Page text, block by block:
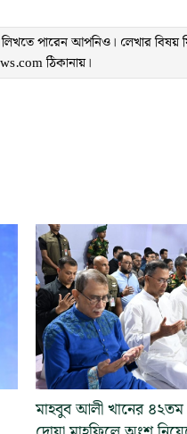
পারেন আপনিও। লেখার
ঠিকানায়।
মাহবুব আলী খানের ৪২তম